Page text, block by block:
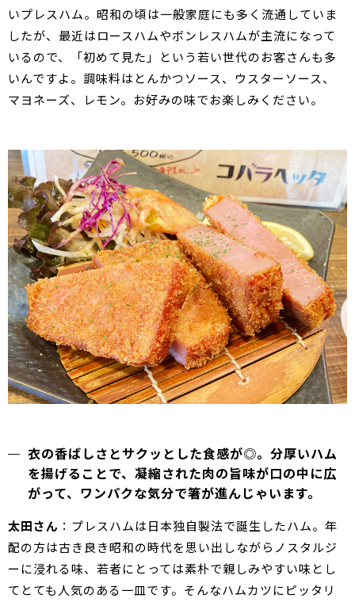
いプレスハム。昭和の頃は一般家庭にも多く流通していま
したが、最近はロースハムやボンレスハムが主流になって
いるので、「初めて見た」という若い世代のお客さんも多
いんですよ。調味料はとんかつソース、ウスターソース、
マヨネーズ、レモン。お好みの味でお楽しみください。
衣の香ばしさとサクッとした食感が◎。分厚いハム
を揚げることで、凝縮された肉の旨味が口の中に広
がって、ワンパクな気分で箸が進んじゃいます。
太田さん ：プレスハムは日本独自製法で誕生したハム。年
配の方は古き良き昭和の時代を思い出しながらノスタルジ
ーに浸れる味、若者にとっては素朴で親しみやすい味とし
てとても人気のある一皿です。そんなハムカツにピッタリ